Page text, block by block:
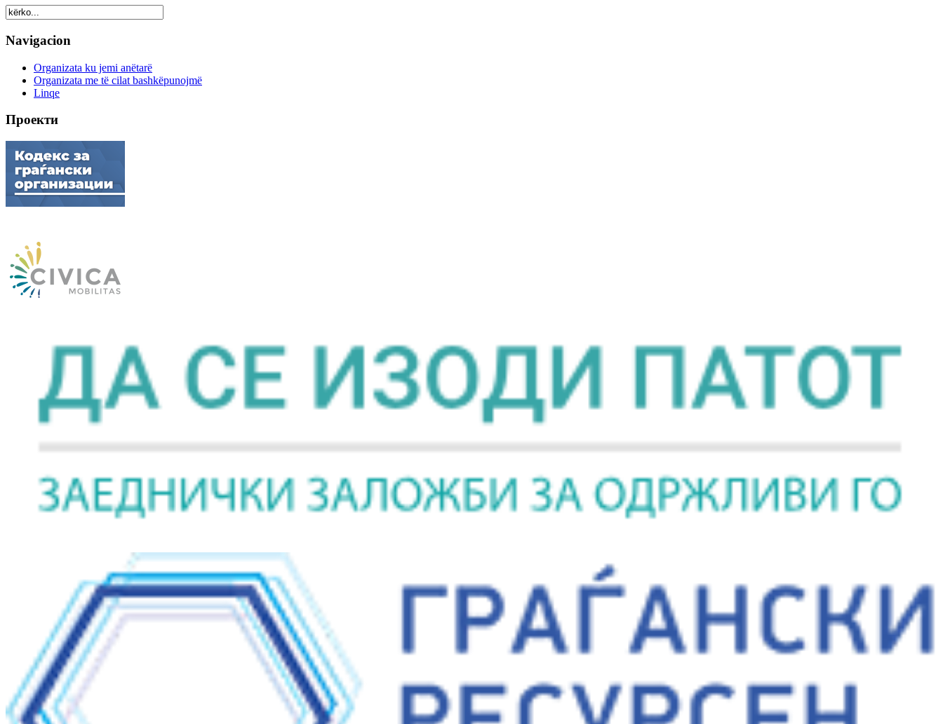
Navigacion
Organizata ku jemi anëtarë
Organizata me të cilat bashkëpunojmë
Linqe
Проекти